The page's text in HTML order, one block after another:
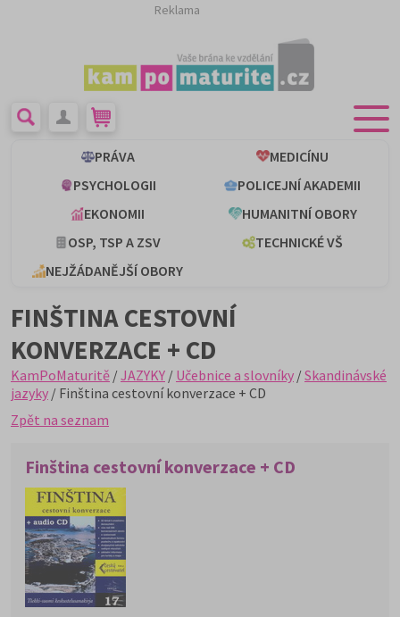
Reklama
PRÁVA
MEDICÍNU
PSYCHOLOGII
POLICEJNÍ AKADEMII
EKONOMII
HUMANITNÍ OBORY
OSP, TSP A ZSV
TECHNICKÉ VŠ
NEJŽÁDANĚJŠÍ OBORY
FINŠTINA CESTOVNÍ
KONVERZACE + CD
KamPoMaturitě /JAZYKY / Učebnice a slovníky /Skandinávské
jazyky / Finština cestovní konverzace + CD
Zpět na seznam
Finština cestovní konverzace + CD